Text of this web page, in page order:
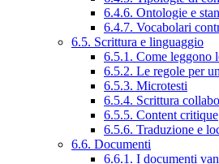
6.4.6. Ontologie e
6.4.7. Vocabolari
6.5. Scrittura e linguaggio
6.5.1. Come leggono
6.5.2. Le regole per
6.5.3. Microtesti
6.5.4. Scrittura
6.5.5. Content critique
6.5.6. Traduzione e
6.6. Documenti
6.6.1. I documenti